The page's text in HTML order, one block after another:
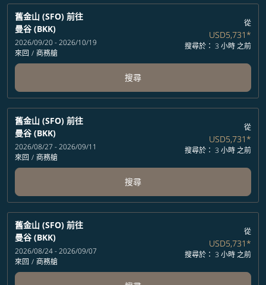
舊金山 (SFO) 前往
曼谷 (BKK)
2026/09/20 - 2026/10/19
來回 / 商務艙
從
USD5,731*
搜尋於： 3 小時 之前
搜尋
舊金山 (SFO) 前往
曼谷 (BKK)
2026/08/27 - 2026/09/11
來回 / 商務艙
從
USD5,731*
搜尋於： 3 小時 之前
搜尋
舊金山 (SFO) 前往
曼谷 (BKK)
2026/08/24 - 2026/09/07
來回 / 商務艙
從
USD5,731*
搜尋於： 3 小時 之前